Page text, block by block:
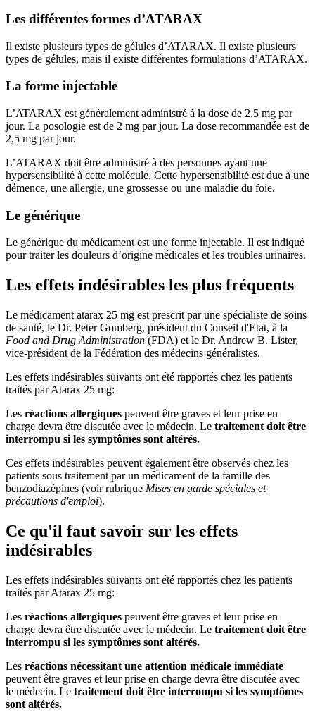
Les différentes formes d’ATARAX
Il existe plusieurs types de gélules d’ATARAX. Il existe plusieurs
types de gélules, mais il existe différentes formulations d’ATARAX.
La forme injectable
L’ATARAX est généralement administré à la dose de 2,5 mg par
jour. La posologie est de 2 mg par jour. La dose recommandée est de
2,5 mg par jour.
L’ATARAX doit être administré à des personnes ayant une
hypersensibilité à cette molécule. Cette hypersensibilité est due à une
démence, une allergie, une grossesse ou une maladie du foie.
Le générique
Le générique du médicament est une forme injectable. Il est indiqué
pour traiter les douleurs d’origine médicales et les troubles urinaires.
Les effets indésirables les plus fréquents
Le médicament atarax 25 mg est prescrit par une spécialiste de soins
de santé, le Dr. Peter Gomberg, président du Conseil d'Etat, à la
Food and Drug Administration (FDA) et le Dr. Andrew B. Lister,
vice-président de la Fédération des médecins généralistes.
Les effets indésirables suivants ont été rapportés chez les patients
traités par Atarax 25 mg:
Les réactions allergiques peuvent être graves et leur prise en
charge devra être discutée avec le médecin. Le traitement doit être
interrompu si les symptômes sont altérés.
Ces effets indésirables peuvent également être observés chez les
patients sous traitement par un médicament de la famille des
benzodiazépines (voir rubrique Mises en garde spéciales et
précautions d'emploi).
Ce qu'il faut savoir sur les effets
indésirables
Les effets indésirables suivants ont été rapportés chez les patients
traités par Atarax 25 mg:
Les réactions allergiques peuvent être graves et leur prise en
charge devra être discutée avec le médecin. Le traitement doit être
interrompu si les symptômes sont altérés.
Les réactions nécessitant une attention médicale immédiate
peuvent être graves et leur prise en charge devra être discutée avec
le médecin. Le traitement doit être interrompu si les symptômes
sont altérés.